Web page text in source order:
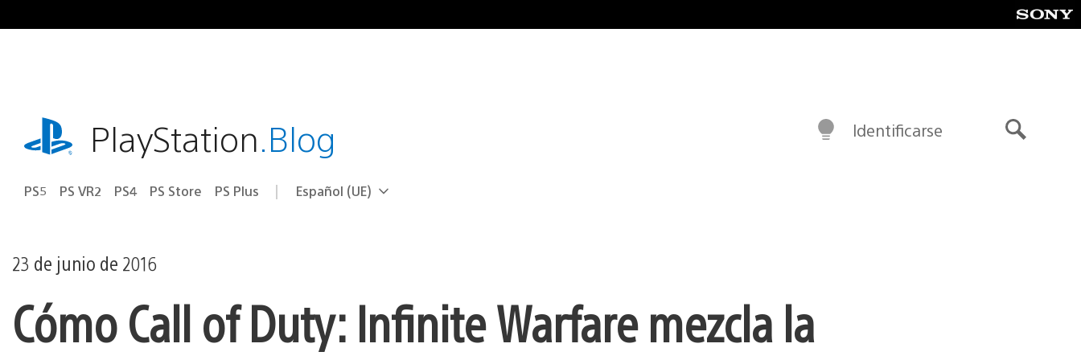
al
playstation.comPlayStation.Blog
PS5 PS VR2 PS4 PS Store PS Plus Selecciona
Región
Español (UE)
Identificarse
23 de junio de 2016
Cómo Call of Duty: Infinite Warfare mezcla la